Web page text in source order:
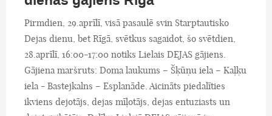
Pirmdien, 29.aprīlī, visā pasaulē svin Starptautisko
Dejas dienu, bet Rīgā, svētkus sagaidot, šo svētdien,
28.aprīlī, 16:00-17:00 notiks Lielais DEJAS gājiens.
Gājiena maršruts: Doma laukums – Šķūņu iela – Kaļķu
iela - Bastejkalns – Esplanāde. Aicināts piedalīties
ikviens dejotājs, dejas mīļotājs, dejas entuziasts un